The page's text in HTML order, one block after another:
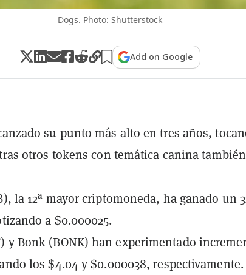
Dogs. Photo: Shutterstock
Add on Google
su punto más alto en tres años,
otros tokens con temática canina también
la 12ª mayor criptomoneda, ha ganado un
a $0.000025.
y Bonk (BONK) han experimentado
los $4.04 y $0.000038, respectivamente.